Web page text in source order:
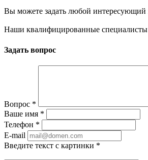
Вы можете задать любой интересующий
Наши квалифицированные специалисты
Задать вопрос
Вопрос *
Ваше имя *
Телефон *
E-mail
Введите текст с картинки *